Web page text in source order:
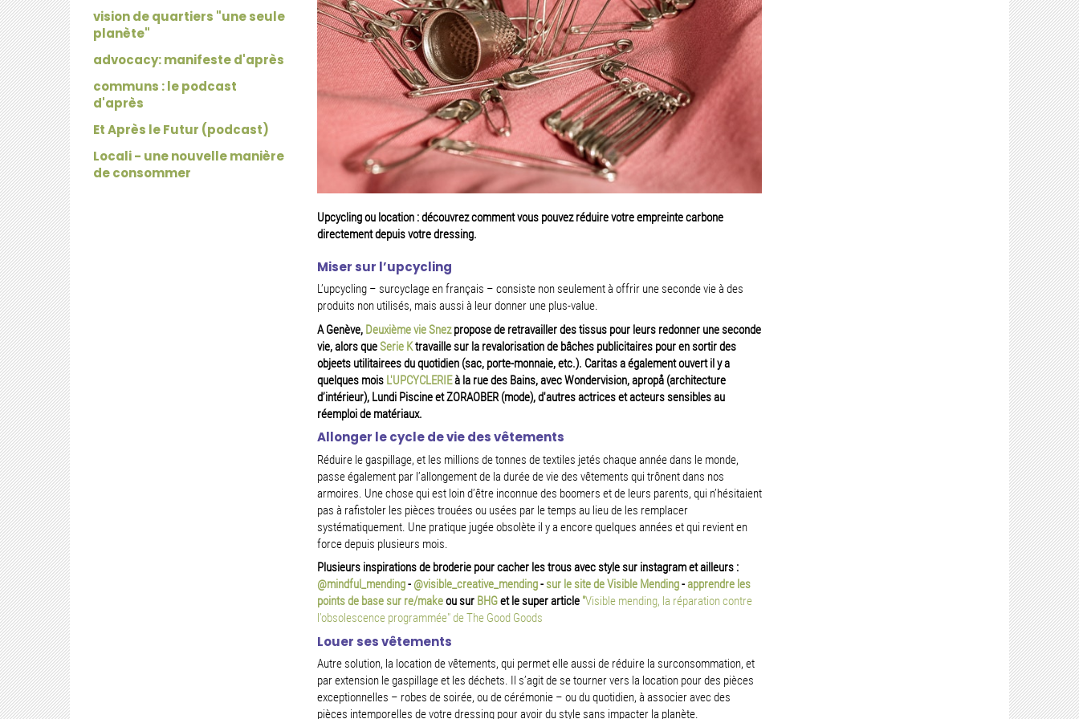
vision de quartiers "une seule
planète"
advocacy: manifeste d'après
communs : le podcast
d'après
Et Après le Futur (podcast)
Locali - une nouvelle manière
de consommer
Upcycling ou location : découvrez comment vous pouvez réduire votre empreinte carbone
directement depuis votre dressing.
Miser sur l’upcycling
L’upcycling – surcyclage en français – consiste non seulement à offrir une seconde vie à des
produits non utilisés, mais aussi à leur donner une plus-value.
A Genève, Deuxième vie Snezpropose de retravailler des tissus pour leurs redonner une seconde
vie, alors queSerie Ktravaille sur la revalorisation de bâches publicitaires pour en sortir des
objeets utilitairees du quotidien (sac, porte-monnaie, etc.). Caritas a également ouvert il y a
quelques mois L'UPCYCLERIEà la rue des Bains, avec Wondervision, apropå (architecture
d’intérieur), Lundi Piscine et ZORAOBER (mode), d'autres actrices et acteurs sensibles au
réemploi de matériaux.
Allonger le cycle de vie des vêtements
Réduire le gaspillage, et les millions de tonnes de textiles jetés chaque année dans le monde,
passe également par l’allongement de la durée de vie des vêtements qui trônent dans nos
armoires. Une chose qui est loin d’être inconnue des boomers et de leurs parents, qui n’hésitaient
pas à rafistoler les pièces trouées ou usées par le temps au lieu de les remplacer
systématiquement. Une pratique jugée obsolète il y a encore quelques années et qui revient en
force depuis plusieurs mois.
Plusieurs inspirations de broderie pour cacher les trous avec style sur instagram et ailleurs :
@mindful_mending- @visible_creative_mending-sur le site de Visible Mending-apprendre les
points de base sur re/makeou sur BHGet le super article "Visible mending, la réparation contre
l’obsolescence programmée" de The Good Goods
Louer ses vêtements
Autre solution, la location de vêtements, qui permet elle aussi de réduire la surconsommation, et
par extension le gaspillage et les déchets. Il s’agit de se tourner vers la location pour des pièces
exceptionnelles – robes de soirée, ou de cérémonie – ou du quotidien, à associer avec des
pièces intemporelles de votre dressing pour avoir du style sans impacter la planète.